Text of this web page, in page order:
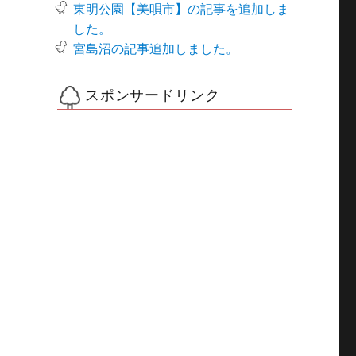
東明公園【美唄市】の記事を追加しま
した。
宮島沼の記事追加しました。
スポンサードリンク